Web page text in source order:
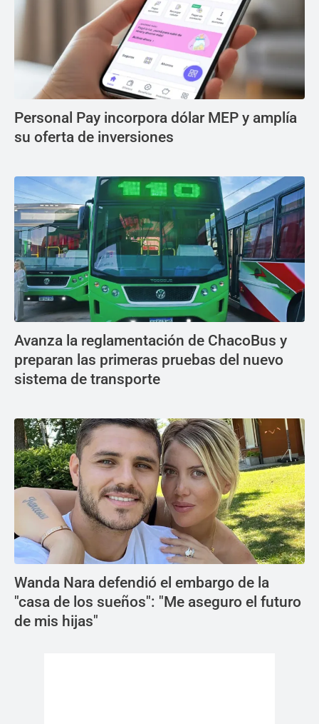
Personal Pay incorpora dólar MEP y amplía
su oferta de inversiones
Avanza la reglamentación de ChacoBus y
preparan las primeras pruebas del nuevo
sistema de transporte
Wanda Nara defendió el embargo de la
"casa de los sueños": "Me aseguro el futuro
de mis hijas"